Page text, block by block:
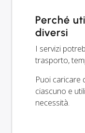
Perché
diversi
I servizi
trasporto,
Puoi caricare
ciascuno e
necessità.